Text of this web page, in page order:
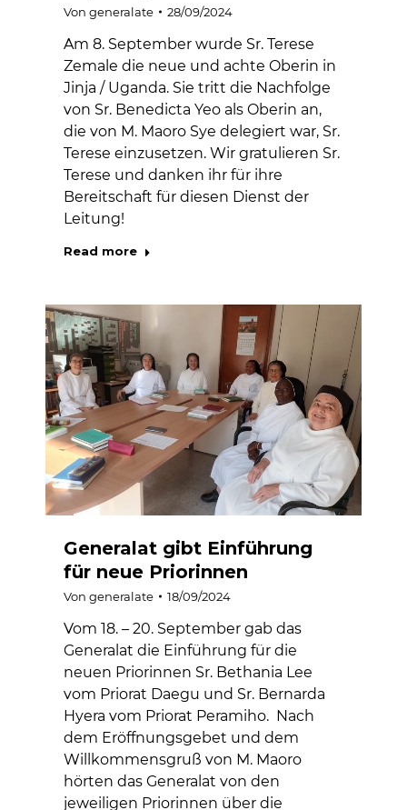
Von generalate 28/09/2024
Am 8. September wurde Sr. Terese
Zemale die neue und achte Oberin in
Jinja / Uganda. Sie tritt die Nachfolge
von Sr. Benedicta Yeo als Oberin an,
die von M. Maoro Sye delegiert war, Sr.
Terese einzusetzen. Wir gratulieren Sr.
Terese und danken ihr für ihre
Bereitschaft für diesen Dienst der
Leitung!
Read more
Generalat gibt Einführung
für neue Priorinnen
Von generalate 18/09/2024
Vom 18. – 20. September gab das
Generalat die Einführung für die
neuen Priorinnen Sr. Bethania Lee
vom Priorat Daegu und Sr. Bernarda
Hyera vom Priorat Peramiho. Nach
dem Eröffnungsgebet und dem
Willkommensgruß von M. Maoro
hörten das Generalat von den
jeweiligen Priorinnen über die